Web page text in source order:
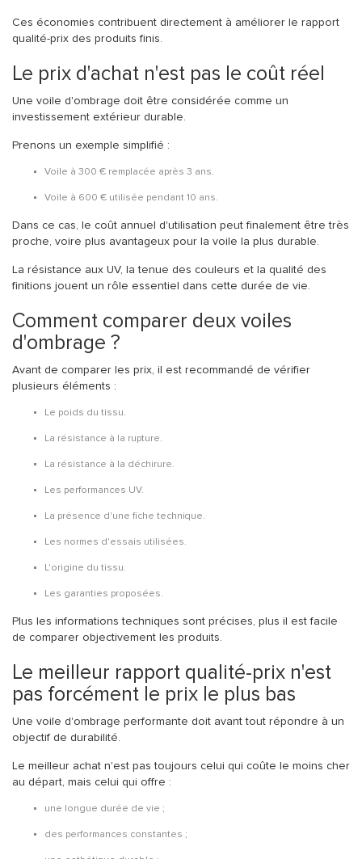
Ces économies contribuent directement à améliorer le rapport
qualité-prix des produits finis.
Le prix d'achat n'est pas le coût réel
Une voile d'ombrage doit être considérée comme un
investissement extérieur durable.
Prenons un exemple simplifié :
Voile à 300 € remplacée après 3 ans.
Voile à 600 € utilisée pendant 10 ans.
Dans ce cas, le coût annuel d'utilisation peut finalement être très
proche, voire plus avantageux pour la voile la plus durable.
La résistance aux UV, la tenue des couleurs et la qualité des
finitions jouent un rôle essentiel dans cette durée de vie.
Comment comparer deux voiles
d'ombrage ?
Avant de comparer les prix, il est recommandé de vérifier
plusieurs éléments :
Le poids du tissu.
La résistance à la rupture.
La résistance à la déchirure.
Les performances UV.
La présence d'une fiche technique.
Les normes d'essais utilisées.
L'origine du tissu.
Les garanties proposées.
Plus les informations techniques sont précises, plus il est facile
de comparer objectivement les produits.
Le meilleur rapport qualité-prix n'est
pas forcément le prix le plus bas
Une voile d'ombrage performante doit avant tout répondre à un
objectif de durabilité.
Le meilleur achat n'est pas toujours celui qui coûte le moins cher
au départ, mais celui qui offre :
une longue durée de vie ;
des performances constantes ;